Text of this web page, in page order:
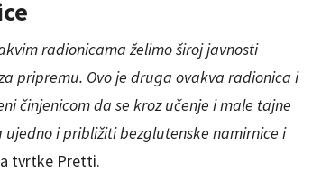
radionicama želimo široj javnosti
pripremu. Ovo je druga ovakva radionica i
činjenicom da se kroz učenje i male tajne
i približiti bezglutenske namirnice i
tvrtke Pretti.